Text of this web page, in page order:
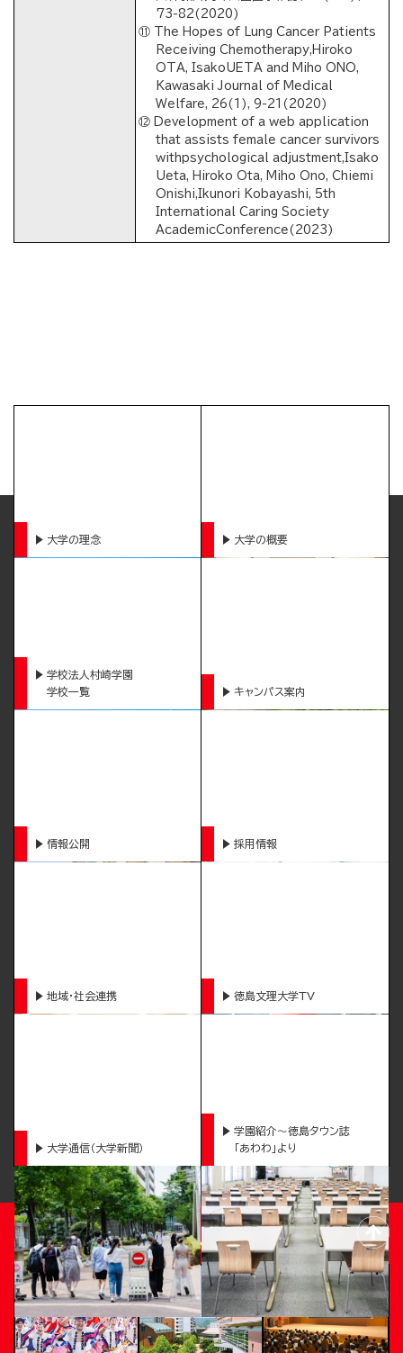
73-82(2020)
⑪ The Hopes of Lung Cancer Patients
Receiving Chemotherapy,Hiroko
OTA, IsakoUETA and Miho ONO,
Kawasaki Journal of Medical
Welfare, 26(1), 9-21(2020)
⑫ Development of a web application
that assists female cancer survivors
withpsychological adjustment,Isako
Ueta, Hiroko Ota, Miho Ono, Chiemi
Onishi,Ikunori Kobayashi, 5th
International Caring Society
AcademicConference(2023)
大学の理念 大学の概要
学校法人村崎学園
学校一覧
キャンパス案内
情報公開 採用情報
地域・社会連携 徳島文理大学TV
大学通信（大学新聞）
学園紹介～徳島タウン誌
「あわわ」より
TOKUSHIMA BUNRI UNIVERSITY